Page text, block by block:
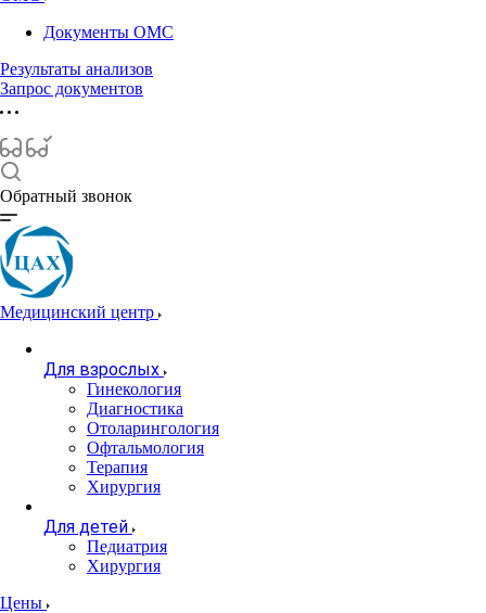
Документы ОМС
Результаты анализов
Запрос документов
Обратный звонок
Медицинский центр
Для взрослых
Гинекология
Диагностика
Отоларингология
Офтальмология
Терапия
Хирургия
Для детей
Педиатрия
Хирургия
Цены